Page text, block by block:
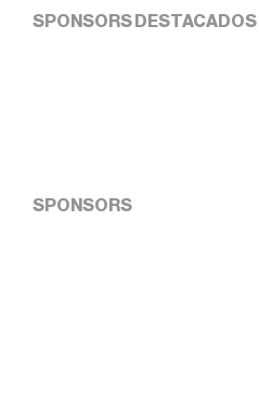
SPONSORS DESTACADOS
SPONSORS